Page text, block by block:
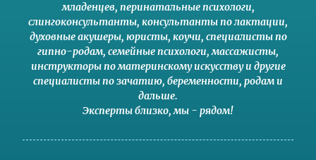
младенцев, перинатальные психологи,
слингоконсультанты, консультанты по лактации,
духовные акушеры, юристы, коучи, специалисты по
гипно-родам, семейные психологи,массажисты,
инструкторы по материнскому искусствуи другие
специалисты по зачатию, беременности, родами
дальше.
Эксперты близко,мы - рядом!